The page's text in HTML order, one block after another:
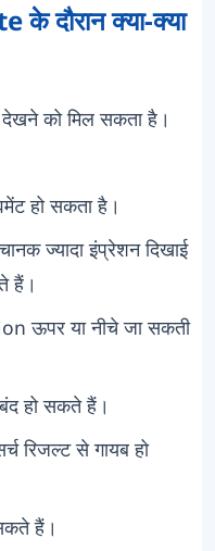
दौरान क्या-क्या
को मिल सकता है।
हो सकता है।
ज्यादा इंप्रेशन दिखाई
हैं।
ऊपर या नीचे जा सकती
हो सकते हैं।
रिजल्ट से गायब हो
हैं।